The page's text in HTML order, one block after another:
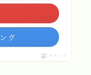
グ
ポチップ